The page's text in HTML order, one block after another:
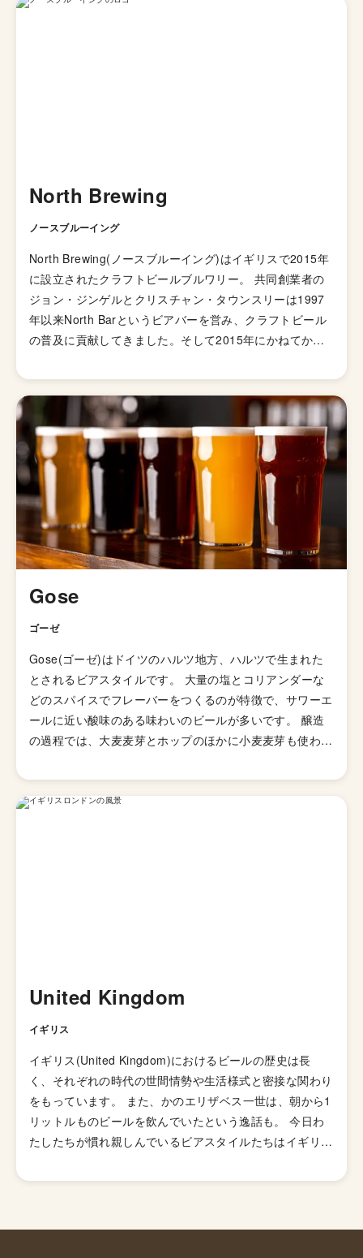
North Brewing
ノースブルーイング
North Brewing(ノースブルーイング)はイギリスで2015年
に設立されたクラフトビールブルワリー。 共同創業者の
ジョン・ジンゲルとクリスチャン・タウンスリーは1997
年以来North Barというビアバーを営み、クラフトビール
の普及に貢献してきました。そして2015年にかねてから
バーから800mほど離れた場所につくります。 Other Half
などの有名ブルワリーとコラボしつつ成長をし、2020年
にはHonestBrew Awards で2つの賞を受賞。 フラッグシ
ップ銘柄のTransmission(トランスミッション)は、リーズ
ナブルな価格にもかかわらず満足度の高い飲みごたえで多
くのファンに愛されています。
Gose
ゴーゼ
Gose(ゴーゼ)はドイツのハルツ地方、ハルツで生まれた
とされるビアスタイルです。 大量の塩とコリアンダーな
どのスパイスでフレーバーをつくるのが特徴で、サワーエ
ールに近い酸味のある味わいのビールが多いです。 醸造
の過程では、大麦麦芽とホップのほかに小麦麦芽も使わ
ます。 上面発酵で造られるエール系のビールですが、乳
酸菌による発酵も行われるため、乳酸菌発酵由来の酸味が
United Kingdom
イギリス
イギリス(United Kingdom)におけるビールの歴史は長
く、それぞれの時代の世間情勢や生活様式と密接な関わり
をもっています。 また、かのエリザベス一世は、朝から1
リットルものビールを飲んでいたという逸話も。 今日わ
たしたちが慣れ親しんでいるビアスタイルたちはイギリス
ル、ビール、ペールエール、ブラウンエール、ポーター、